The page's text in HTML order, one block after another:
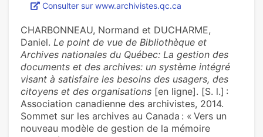
Consulter sur www.archivistes.qc.ca
CHARBONNEAU, Normand et DUCHARME,
Daniel. Le point de vue de Bibliothèque et
Archives nationales du Québec: La gestion des
documents et des archives: un système intégré
visant à satisfaire les besoins des usagers, des
citoyens et des organisations [en ligne]. [S. l.] :
Association canadienne des archivistes, 2014.
Sommet sur les archives au Canada : « Vers un
nouveau modèle de gestion de la mémoire